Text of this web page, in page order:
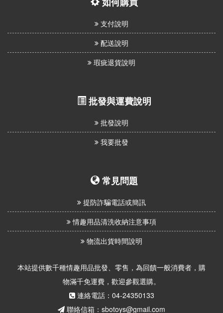
支付說明
配送說明
瑕疵退貨說明
批發與運費說明
批發說明
我要批發
常見問題
提防詐騙電話或簡訊
情趣用品清洗收納注意事項
物流出貨時間說明
本站提供數千種情趣用品批發、零售，為回饋一般消費者，購
物滿千免運費，歡迎參觀選購。
連絡電話：04-24350133
聯絡信箱：sbotoys@gmail.com